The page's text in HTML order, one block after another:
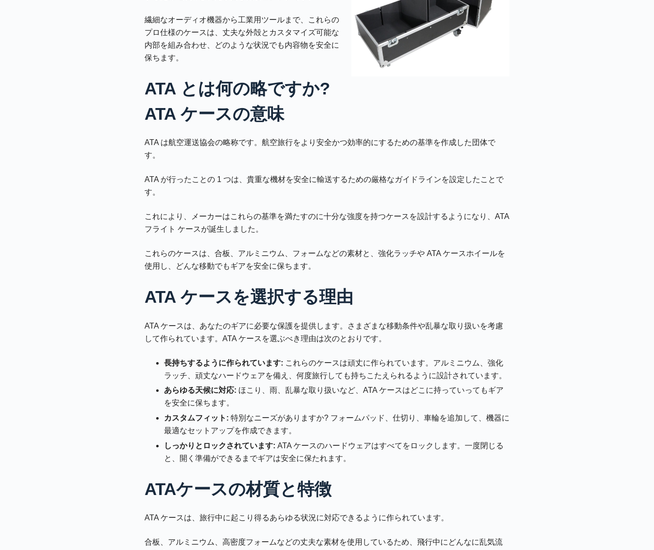
繊細なオーディオ機器から工業用ツールまで、これらの
プロ仕様のケースは、丈夫な外殻とカスタマイズ可能な
内部を組み合わせ、どのような状況でも内容物を安全に
保ちます。
ATA とは何の略ですか?
ATA ケースの意味
ATA は航空運送協会の略称です。航空旅行をより安全かつ効率的にするための基準を作成した団体で
す。
ATA が行ったことの 1 つは、貴重な機材を安全に輸送するための厳格なガイドラインを設定したことで
す。
これにより、メーカーはこれらの基準を満たすのに十分な強度を持つケースを設計するようになり、ATA
フライト ケースが誕生しました。
これらのケースは、合板、アルミニウム、フォームなどの素材と、強化ラッチや ATA ケースホイールを
使用し、どんな移動でもギアを安全に保ちます。
ATA ケースを選択する理由
ATA ケースは、あなたのギアに必要な保護を提供します。さまざまな移動条件や乱暴な取り扱いを考慮
して作られています。ATA ケースを選ぶべき理由は次のとおりです。
長持ちするように作られています: これらのケースは頑丈に作られています。アルミニウム、強化
ラッチ、頑丈なハードウェアを備え、何度旅行しても持ちこたえられるように設計されています。
あらゆる天候に対応: ほこり、雨、乱暴な取り扱いなど、ATA ケースはどこに持っていってもギア
を安全に保ちます。
カスタムフィット: 特別なニーズがありますか? フォームパッド、仕切り、車輪を追加して、機器に
最適なセットアップを作成できます。
しっかりとロックされています: ATA ケースのハードウェアはすべてをロックします。一度閉じる
と、開く準備ができるまでギアは安全に保たれます。
ATAケースの材質と特徴
ATA ケースは、旅行中に起こり得るあらゆる状況に対応できるように作られています。
合板、アルミニウム、高密度フォームなどの丈夫な素材を使用しているため、飛行中にどんなに乱気流